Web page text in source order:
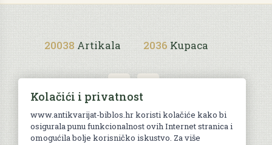
20038 Artikala 2036 Kupaca
Uvjeti kupnje
Kolačići i privatnost
www.antikvarijat-biblos.hr koristi kolačiće kako bi
osigurala punu funkcionalnost ovih Internet stranica i
omogućila bolje korisničko iskustvo. Za više